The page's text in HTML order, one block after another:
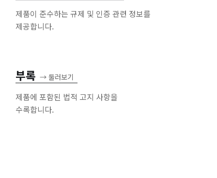
제품이 준수하는 규제 및 인증 관련 정보를
제공합니다.
부록 →둘러보기
제품에 포함된 법적 고지 사항을
수록합니다.